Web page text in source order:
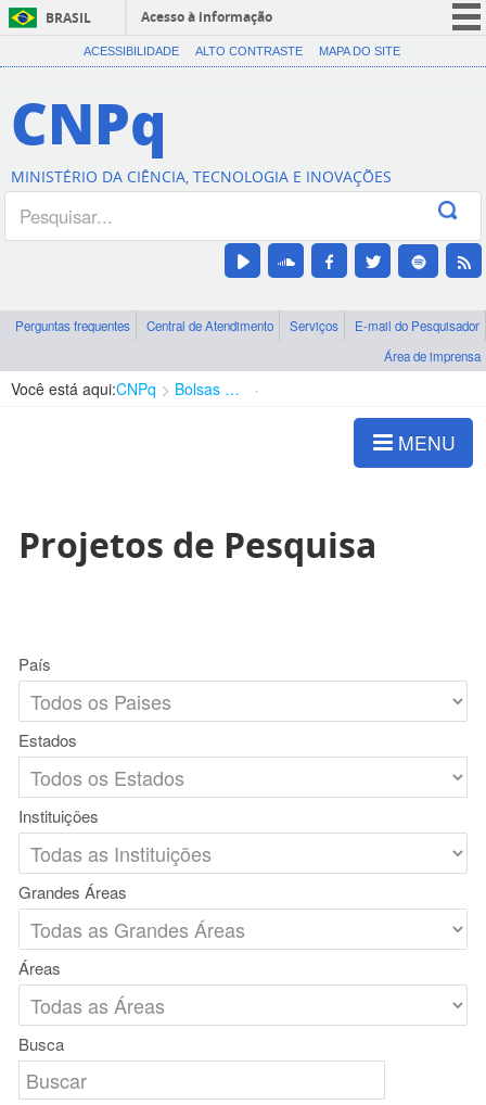
BRASIL
Acesso à informação
CORONAVÍRUS (COVID-19)
Canais
ACESSIBILIDADE ALTO CONTRASTE MAPA DO SITE
CNPq
MINISTÉRIO DA CIÊNCIA, TECNOLOGIA E INOVAÇÕES
Perguntas frequentes Central de Atendimento Serviços
E-mail do Pesquisador
Área de imprensa
Você está aqui:CNPq Bolsas e Auxílios Vigentes
MENU
Projetos de Pesquisa
País
Estados
Instituições
Grandes Áreas
Áreas
Busca